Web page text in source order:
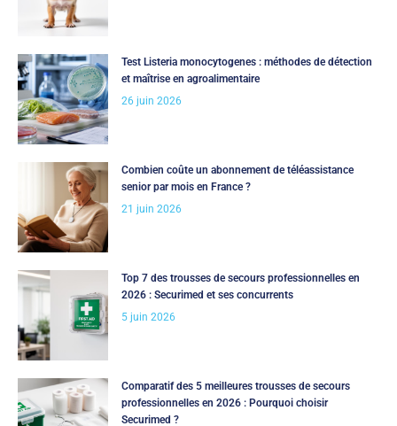
Test Listeria monocytogenes : méthodes de détection
et maîtrise en agroalimentaire
26 juin 2026
Combien coûte un abonnement de téléassistance
senior par mois en France ?
21 juin 2026
Top 7 des trousses de secours professionnelles en
2026 : Securimed et ses concurrents
5 juin 2026
Comparatif des 5 meilleures trousses de secours
professionnelles en 2026 : Pourquoi choisir
Securimed ?